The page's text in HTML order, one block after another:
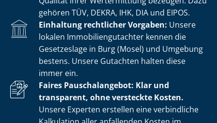
gehören TÜV, DEKRA, IHK, DIA und EIPOS.
Einhaltung rechtlicher Vorgaben: Unsere
lokalen Im­mo­bi­li­en­gut­ach­ter kennen die
Gesetzeslage in Burg (Mosel) und Umgebung
bestens. Unsere Gutachten halten diese
immer ein.
Faires Pauschalangebot: Klar und
transparent, ohne versteckte Kosten.
Unsere Experten erstellen eine verbindliche